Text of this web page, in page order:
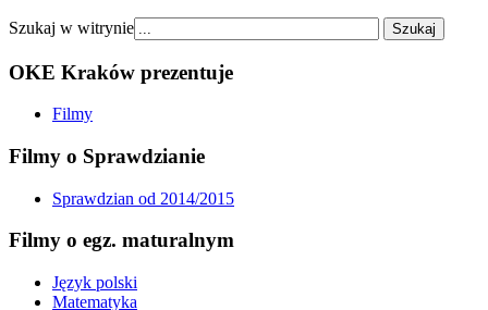
Szukaj w witrynie
OKE Kraków prezentuje
Filmy
Filmy o Sprawdzianie
Sprawdzian od 2014/2015
Filmy o egz. maturalnym
Język polski
Matematyka